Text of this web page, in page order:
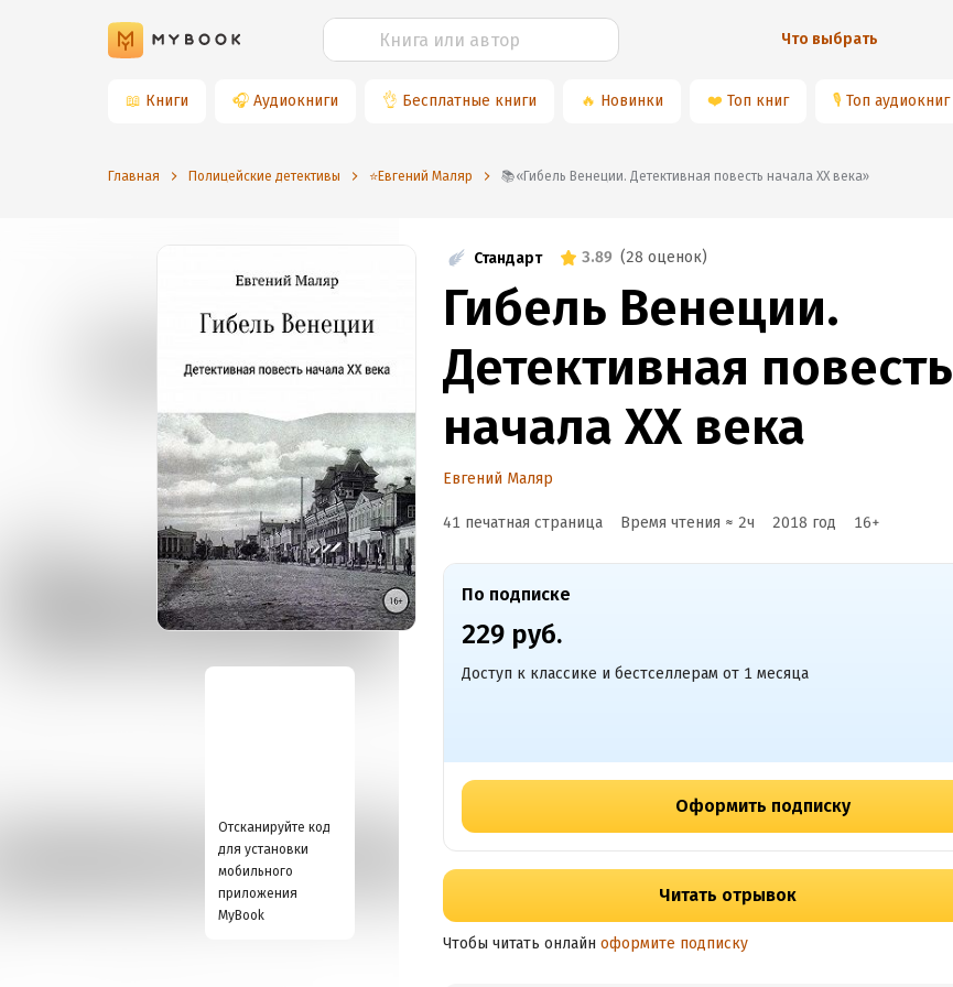
Что выбрать
📖 Книги 🎧 Аудиокниги 👌 Бесплатные книги 🔥 Новинки ❤️ Топ книг 🎙 Топ аудиокниг
Главная Полицейские детективы ⭐️Евгений Маляр 📚«Гибель Венеции. Детективная повесть начала XX века»
Отсканируйте код
для установки
мобильного
приложения
MyBook
Стандарт 3.89 (28 оценок)
Гибель Венеции.
Детективная повесть
начала XX века
Евгений Маляр
41 печатная страница Время чтения ≈ 2ч 2018 год 16+
По подписке
229 руб.
Доступ к классике и бестселлерам от 1 месяца
Оформить подписку
Читать отрывок
Чтобы читать онлайн оформите подписку